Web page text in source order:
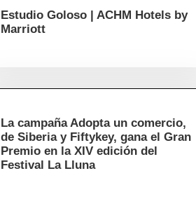
Estudio Goloso | ACHM Hotels by
Marriott
La campaña Adopta un comercio,
de Siberia y Fiftykey, gana el Gran
Premio en la XIV edición del
Festival La Lluna